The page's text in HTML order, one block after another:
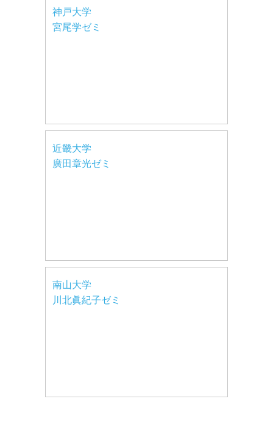
神戸大学
宮尾学ゼミ
近畿大学
廣田章光ゼミ
南山大学
川北眞紀子ゼミ